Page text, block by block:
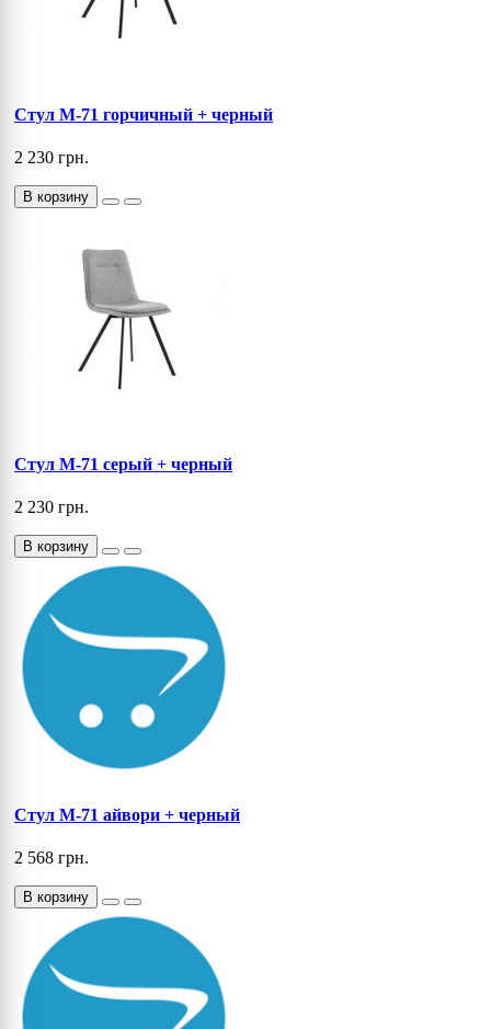
Стул M-71 горчичный + черный
2 230 грн.
В корзину
Стул M-71 серый + черный
2 230 грн.
В корзину
Cтул M-71 айвори + черный
2 568 грн.
В корзину